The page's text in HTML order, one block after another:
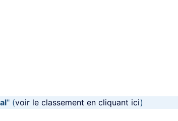
" (voir le classement en cliquant ici)